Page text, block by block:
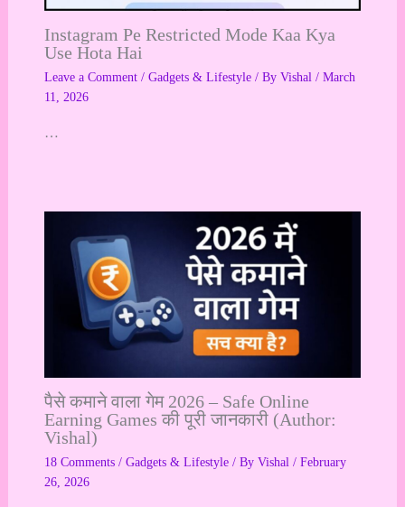
Instagram Pe Restricted Mode Kaa Kya
Use Hota Hai
Leave a Comment / Gadgets & Lifestyle/ By Vishal / March
11, 2026
…
पैसे कमाने वाला गेम 2026 – Safe Online
Earning Games की पूरी जानकारी (Author:
Vishal)
18 Comments / Gadgets & Lifestyle/ By Vishal / February
26, 2026